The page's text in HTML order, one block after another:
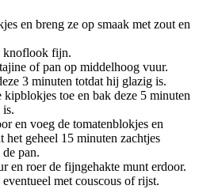
en breng ze op smaak met zout en
knoflook fijn.
of pan op middelhoog vuur.
3 minuten totdat hij glazig is.
toe en bak deze 5 minuten
en voeg de tomatenblokjes en
geheel 15 minuten zachtjes
pan.
en roer de fijngehakte munt erdoor.
met couscous of rijst.